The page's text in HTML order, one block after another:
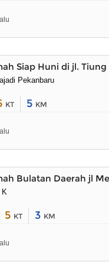
Siap Huni di jl.
Pekanbaru
KT 5 KM
Bulatan Daerah jl
K
5 KT 3 KM